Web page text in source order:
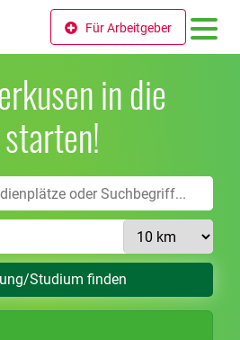
Für Arbeitgeber
in die
Studium finden